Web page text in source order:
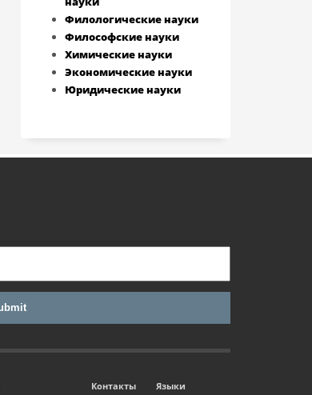
Филологические науки
Философские науки
Химические науки
Экономические науки
Юридические науки
Контакты
Языки